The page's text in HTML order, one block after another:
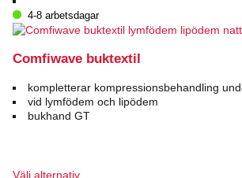
produkten
har
varianter.
olika
alternativen
kan
4-8 arbetsdagar
Comfiwave buktextil
kompletterar kompressionsbehandling
vid lymfödem och lipödem
bukhand GT
Välj alternativDen